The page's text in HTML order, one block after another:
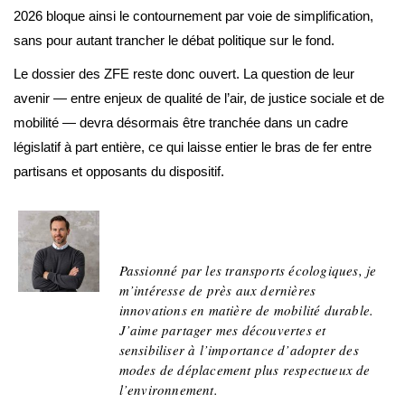
2026 bloque ainsi le contournement par voie de simplification,
sans pour autant trancher le débat politique sur le fond.
Le dossier des ZFE reste donc ouvert. La question de leur
avenir — entre enjeux de qualité de l’air, de justice sociale et de
mobilité — devra désormais être tranchée dans un cadre
législatif à part entière, ce qui laisse entier le bras de fer entre
partisans et opposants du dispositif.
Passionné par les transports écologiques, je
m’intéresse de près aux dernières
innovations en matière de mobilité durable.
J’aime partager mes découvertes et
sensibiliser à l’importance d’adopter des
modes de déplacement plus respectueux de
l’environnement.